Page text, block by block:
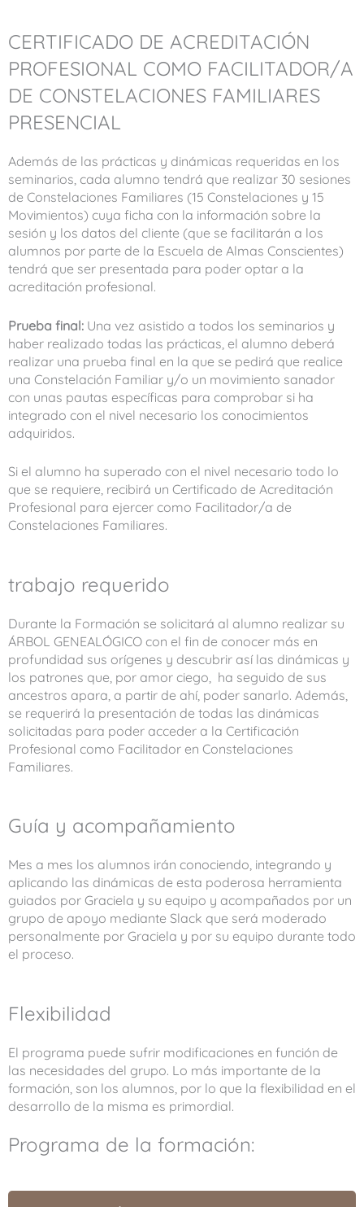
CERTIFICADO DE ACREDITACIÓN
PROFESIONAL COMO FACILITADOR/A
DE CONSTELACIONES FAMILIARES
PRESENCIAL
Además de las prácticas y dinámicas requeridas en los
seminarios, cada alumno tendrá que realizar 30 sesiones
de Constelaciones Familiares (15 Constelaciones y 15
Movimientos) cuya ficha con la información sobre la
sesión y los datos del cliente (que se facilitarán a los
alumnos por parte de la Escuela de Almas Conscientes)
tendrá que ser presentada para poder optar a la
acreditación profesional.
Prueba final: Una vez asistido a todos los seminarios y
haber realizado todas las prácticas, el alumno deberá
realizar una prueba final en la que se pedirá que realice
una Constelación Familiar y/o un movimiento sanador
con unas pautas específicas para comprobar si ha
integrado con el nivel necesario los conocimientos
adquiridos.
Si el alumno ha superado con el nivel necesario todo lo
que se requiere, recibirá un Certificado de Acreditación
Profesional para ejercer como Facilitador/a de
Constelaciones Familiares.
trabajo requerido
Durante la Formación se solicitará al alumno realizar su
ÁRBOL GENEALÓGICO con el fin de conocer más en
profundidad sus orígenes y descubrir así las dinámicas y
los patrones que, por amor ciego, ha seguido de sus
ancestros apara, a partir de ahí, poder sanarlo. Además,
se requerirá la presentación de todas las dinámicas
solicitadas para poder acceder a la Certificación
Profesional como Facilitador en Constelaciones
Familiares.
Guía y acompañamiento
Mes a mes los alumnos irán conociendo, integrando y
aplicando las dinámicas de esta poderosa herramienta
guiados por Graciela y su equipo y acompañados por un
grupo de apoyo mediante Slack que será moderado
personalmente por Graciela y por su equipo durante todo
el proceso.
Flexibilidad
El programa puede sufrir modificaciones en función de
las necesidades del grupo. Lo más importante de la
formación, son los alumnos, por lo que la flexibilidad en el
desarrollo de la misma es primordial.
Programa de la formación: